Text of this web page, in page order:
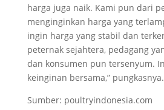
harga juga naik. Kami pun dari
menginginkan harga yang
ingin harga yang stabil dan
peternak sejahtera, pedagang
dan konsumen pun tersenyum.
keinginan bersama,” pungkasnya.
Sumber: poultryindonesia.com